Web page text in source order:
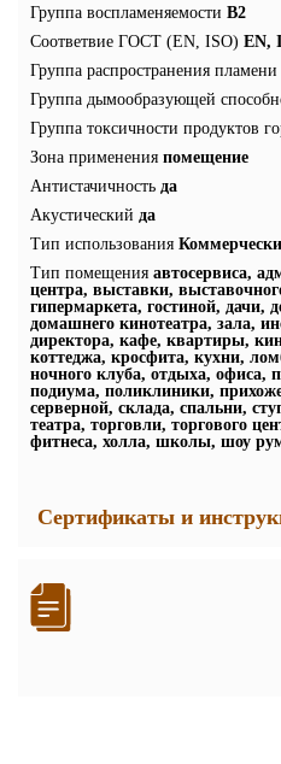
Группа воспламеняемости В2
Соответвие ГОСТ (EN, ISO) EN,
Группа распространения пламени
Группа дымообразующей
Группа токсичности продуктов
Зона применения помещение
Антистачичность да
Акустический да
Тип использования
Тип помещения автосервиса,
центра, выставки,
гипермаркета, гостиной, дачи,
домашнего кинотеатра, зала,
директора, кафе, квартиры,
коттеджа, кросфита, кухни,
ночного клуба, отдыха, офиса,
подиума, поликлиники,
серверной, склада, спальни,
театра, торговли, торгового
фитнеса, холла, школы, шоу
Сертификаты и